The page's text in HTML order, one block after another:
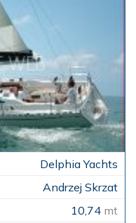
Delphia Yachts
Andrzej Skrzat
10,74 mt